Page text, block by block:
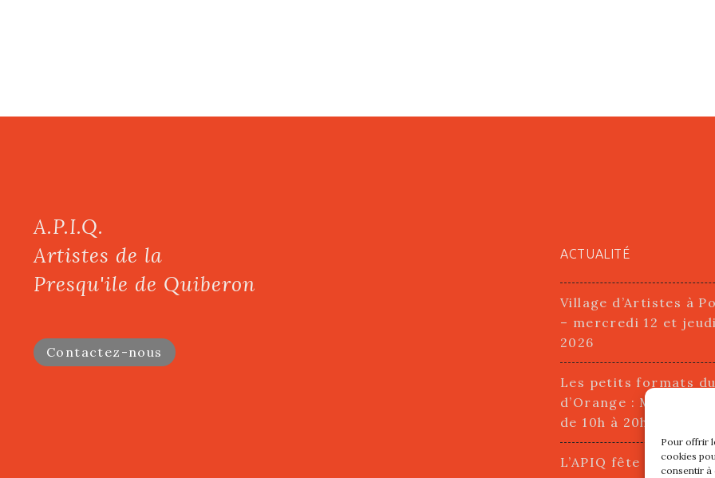
Pour offrir
cookies
consentir à
A.P.I.Q.
Artistes de la
Presqu'ile de Quiberon
Contactez-nous
ACTUALITÉ
Village d’Artistes à
– mercredi 12 et
2026
Les petits formats
d’Orange : Mercredi
de 10h à 20h
L’APIQ fête ses 10